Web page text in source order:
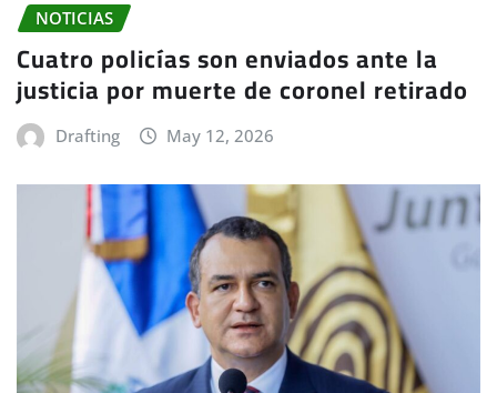
NOTICIAS
Cuatro policías son enviados ante la
justicia por muerte de coronel retirado
Drafting May 12, 2026